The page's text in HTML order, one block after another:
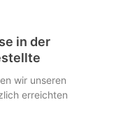
in der
wir unseren
erreichten